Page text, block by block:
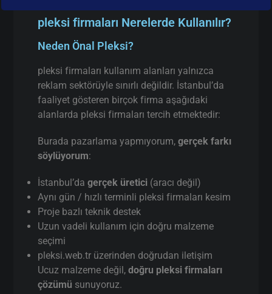
pleksi firmaları Nerelerde Kullanılır?
Neden Önal Pleksi?
pleksi firmaları kullanım alanları yalnızca
reklam sektörüyle sınırlı değildir. İstanbul’da
faaliyet gösteren birçok firma aşağıdaki
alanlarda pleksi firmaları tercih etmektedir:
Burada pazarlama yapmıyorum,gerçek farkı
söylüyorum:
İstanbul’dagerçek üretici (aracı değil)
Aynı gün / hızlı terminli pleksi firmaları kesim
Proje bazlı teknik destek
Uzun vadeli kullanım için doğru malzeme
seçimi
pleksi.web.tr üzerinden doğrudan iletişim
Ucuz malzeme değil,doğru pleksi firmaları
çözümü sunuyoruz.